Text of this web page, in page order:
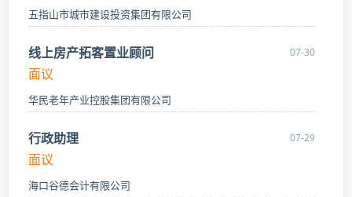
五指山市城市建设投资集团有限公司
07-30
线上房产拓客置业顾问
面议
华民老年产业控股集团有限公司
07-29
行政助理
面议
海口谷德会计有限公司